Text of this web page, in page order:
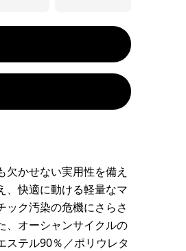
かせない実用性を備え
、快適に動ける軽量なマ
ック汚染の危機にさらさ
、オーシャンサイクルの
ステル90％／ポリウレタ